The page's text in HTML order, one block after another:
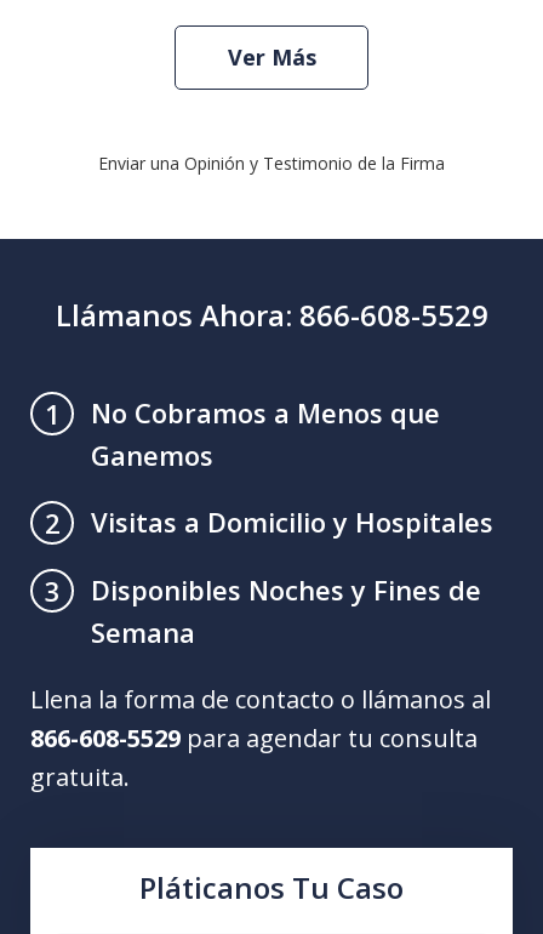
Ver Más
Enviar una Opinión y Testimonio de la Firma
Llámanos Ahora: 866-608-5529
1
No Cobramos a Menos que
Ganemos
2
Visitas a Domicilio y Hospitales
3
Disponibles Noches y Fines de
Semana
Llena la forma de contacto o llámanos al
866-608-5529 para agendar tu consulta
gratuita.
Pláticanos Tu Caso